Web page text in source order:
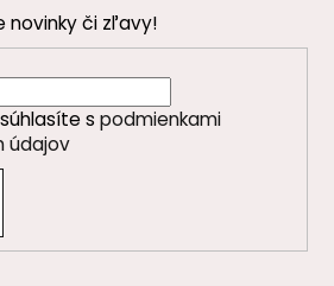
novinky či zľavy!
s podmienkami
údajov